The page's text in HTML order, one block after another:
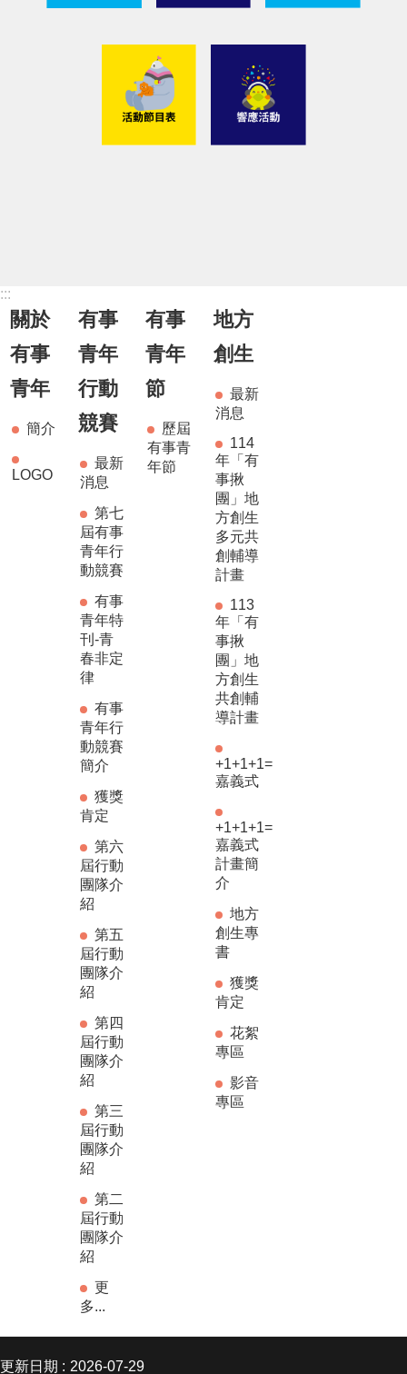
:::
關於
有事
青年
簡介
LOGO
有事
青年
行動
競賽
最新
消息
第七
屆有事
青年行
動競賽
有事
青年特
刊-青
春非定
律
有事
青年行
動競賽
簡介
獲獎
肯定
第六
屆行動
團隊介
紹
第五
屆行動
團隊介
紹
第四
屆行動
團隊介
紹
第三
屆行動
團隊介
紹
第二
屆行動
團隊介
紹
更
多...
有事
青年
節
歷屆
有事青
年節
地方
創生
最新
消息
114
年「有
事揪
團」地
方創生
多元共
創輔導
計畫
113
年「有
事揪
團」地
方創生
共創輔
導計畫
+1+1+1=
嘉義式
+1+1+1=
嘉義式
計畫簡
介
地方
創生專
書
獲獎
肯定
花絮
專區
影音
專區
更新日期 2026-07-29